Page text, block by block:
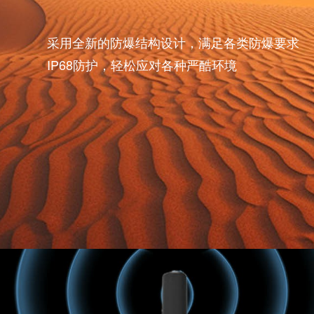
多重防爆设计
采用全新的防爆结构设计，满足各类防爆
IP68防护，轻松应对各种严酷环境